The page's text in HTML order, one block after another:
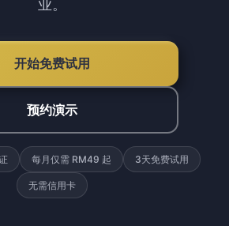
业。
开始免费试用
预约演示
每月仅需 RM49 起 3天免费试用
无需信用卡